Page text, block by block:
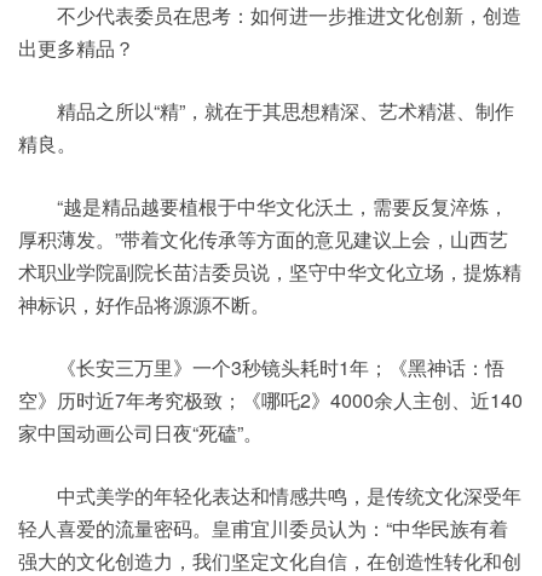
不少代表委员在思考：如何进一步推进文化创新，创造
出更多精品？
精品之所以“精”，就在于其思想精深、艺术精湛、制作
精良。
“越是精品越要植根于中华文化沃土，需要反复淬炼，
厚积薄发。”带着文化传承等方面的意见建议上会，山西艺
术职业学院副院长苗洁委员说，坚守中华文化立场，提炼精
神标识，好作品将源源不断。
《长安三万里》一个3秒镜头耗时1年；《黑神话：悟
空》历时近7年考究极致；《哪吒2》4000余人主创、近140
家中国动画公司日夜“死磕”。
中式美学的年轻化表达和情感共鸣，是传统文化深受年
轻人喜爱的流量密码。皇甫宜川委员认为：“中华民族有着
强大的文化创造力，我们坚定文化自信，在创造性转化和创